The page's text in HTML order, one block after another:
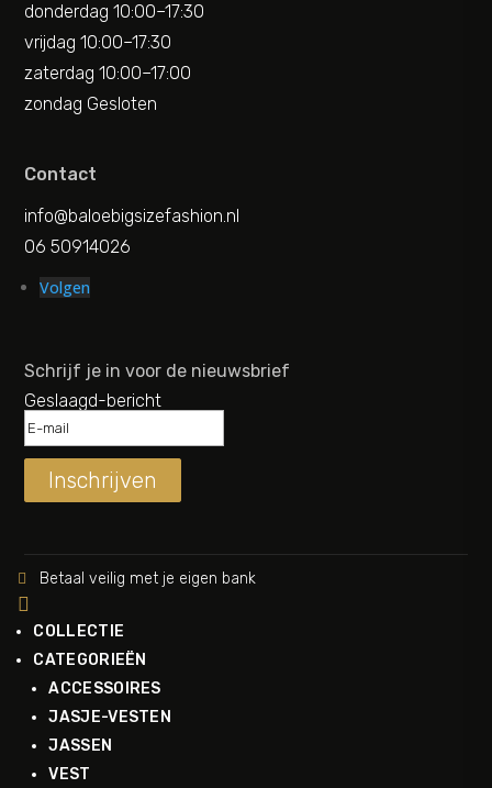
donderdag 10:00–17:30
vrijdag 10:00–17:30
zaterdag 10:00–17:00
zondag Gesloten
Contact
info@baloebigsizefashion.nl
06 50914026
Volgen
Schrijf je in voor de nieuwsbrief
Geslaagd-bericht
Inschrijven
 Betaal veilig met je eigen bank

COLLECTIE
CATEGORIEËN
ACCESSOIRES
JASJE-VESTEN
JASSEN
VEST